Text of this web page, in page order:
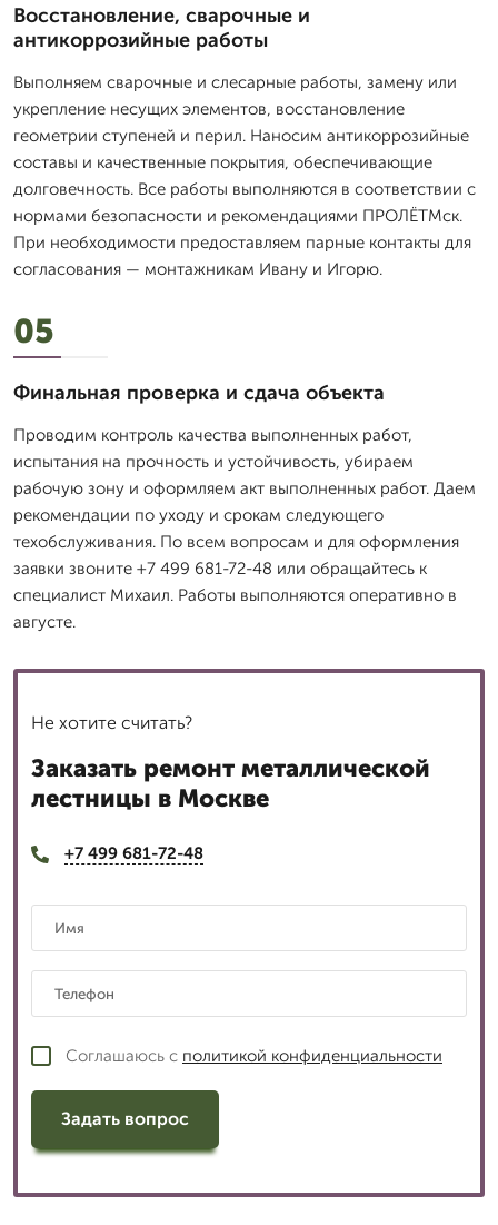
Восстановление, сварочные и
антикоррозийные работы
Выполняем сварочные и слесарные работы, замену или
укрепление несущих элементов, восстановление
геометрии ступеней и перил. Наносим антикоррозийные
составы и качественные покрытия, обеспечивающие
долговечность. Все работы выполняются в соответствии с
нормами безопасности и рекомендациями ПРОЛЁТМск.
При необходимости предоставляем парные контакты для
согласования — монтажникам Ивану и Игорю.
05
Финальная проверка и сдача объекта
Проводим контроль качества выполненных работ,
испытания на прочность и устойчивость, убираем
рабочую зону и оформляем акт выполненных работ. Даем
рекомендации по уходу и срокам следующего
техобслуживания. По всем вопросам и для оформления
заявки звоните +7 499 681-72-48 или обращайтесь к
специалист Михаил. Работы выполняются оперативно в
августе.
Не хотите считать?
Заказать ремонт металлической
лестницы в Москве
+7 499 681-72-48
Соглашаюсь с политикой конфиденциальности
Задать вопрос